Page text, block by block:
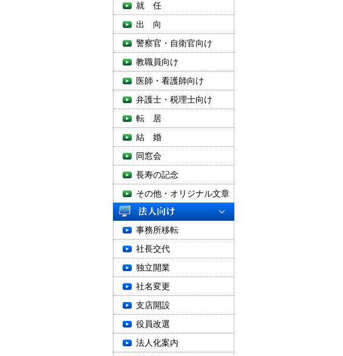
就 任
出 向
警察官・自衛官向け
教職員向け
医師・看護師向け
弁護士・税理士向け
転 居
結 婚
同窓会
長寿の記念
その他・オリジナル文章
事務所移転
社長交代
独立開業
社名変更
支店開設
役員改選
法人化案内